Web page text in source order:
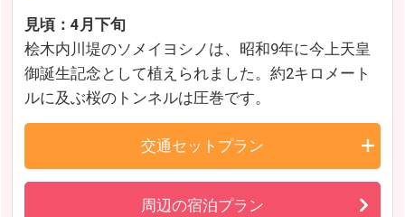
見頃：4月下旬
桧木内川堤のソメイヨシノは、昭和9年に今上天皇
御誕生記念として植えられました。約2キロメート
ルに及ぶ桜のトンネルは圧巻です。
交通セットプラン
周辺の宿泊プラン